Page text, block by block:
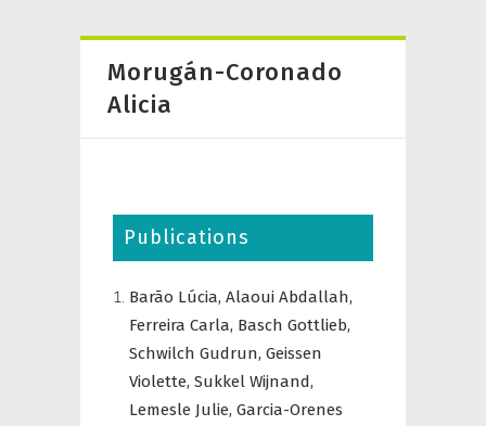
Morugán-Coronado
Alicia
Publications
Barão Lúcia, Alaoui Abdallah,
Ferreira Carla, Basch Gottlieb,
Schwilch Gudrun, Geissen
Violette, Sukkel Wijnand,
Lemesle Julie, Garcia-Orenes